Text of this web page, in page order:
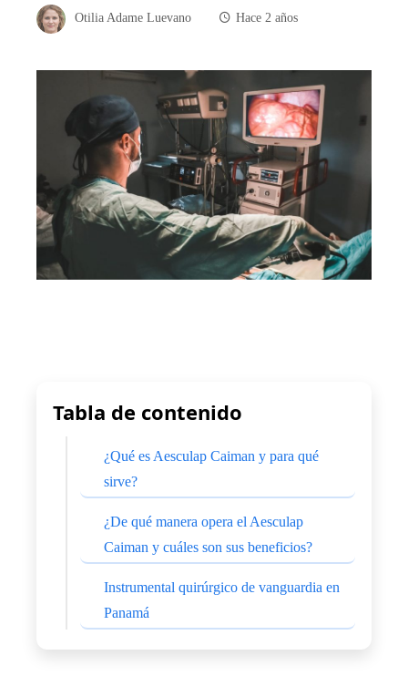
Otilia Adame Luevano Hace 2 años
Tabla de contenido
¿Qué es Aesculap Caiman y para qué
sirve?
¿De qué manera opera el Aesculap
Caiman y cuáles son sus beneficios?
Instrumental quirúrgico de vanguardia en
Panamá